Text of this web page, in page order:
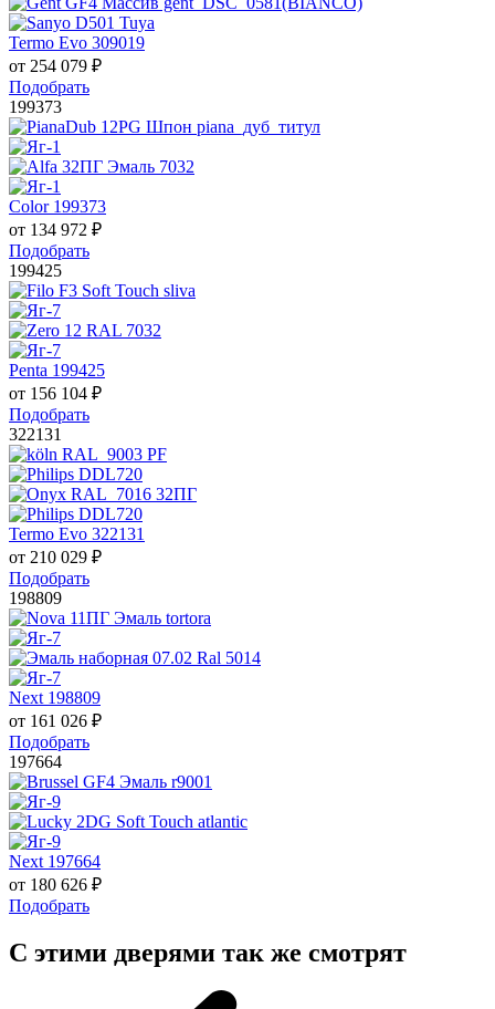
Termo Evo 309019
от 254 079 ₽
Подобрать
199373
Color 199373
от 134 972 ₽
Подобрать
199425
Penta 199425
от 156 104 ₽
Подобрать
322131
Termo Evo 322131
от 210 029 ₽
Подобрать
198809
Next 198809
от 161 026 ₽
Подобрать
197664
Next 197664
от 180 626 ₽
Подобрать
С этими дверями так же смотрят